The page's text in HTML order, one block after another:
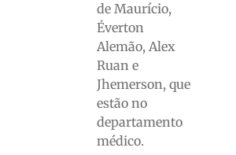
de Maurício,
Éverton
Alemão, Alex
Ruan e
Jhemerson, que
estão no
departamento
médico.